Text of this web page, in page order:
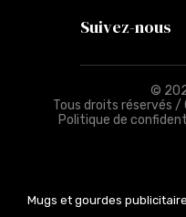
Suivez-nous
©
Tous droits réservés /
Politique de
Mugs et gourdes